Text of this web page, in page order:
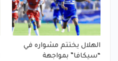
الهلال يختتم مشواره في
“سيكافا” بمواجهة